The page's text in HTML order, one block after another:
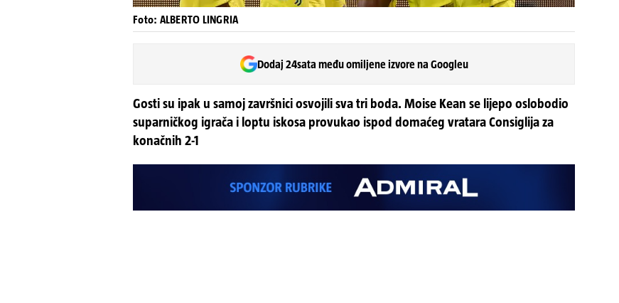
Foto: ALBERTO LINGRIA
Dodaj 24sata među omiljene izvore na Googleu
Gosti su ipak u samoj završnici osvojili sva tri boda. Moise Kean se lijepo oslobodio
suparničkog igrača i loptu iskosa provukao ispod domaćeg vratara Consiglija za
konačnih 2-1